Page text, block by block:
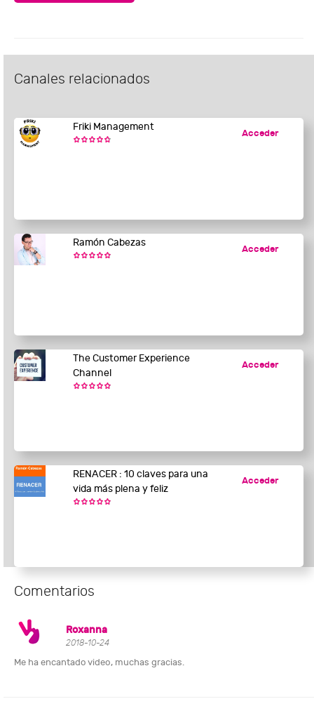
Canales relacionados
Friki Management
Acceder
Ramón Cabezas
Acceder
The Customer Experience
Channel
Acceder
RENACER : 10 claves para una
vida más plena y feliz
Acceder
Comentarios
Roxanna
2018-10-24
Me ha encantado video, muchas gracias.